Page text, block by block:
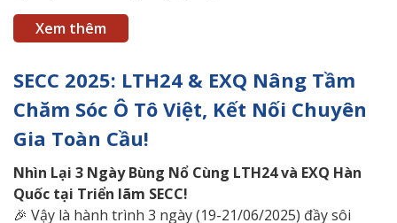
Xem thêm
SECC 2025: LTH24 & EXQ Nâng Tầm
Chăm Sóc Ô Tô Việt, Kết Nối Chuyên
Gia Toàn Cầu!
Nhìn Lại 3 Ngày Bùng Nổ Cùng LTH24 và EXQ Hàn
Quốc tại Triển lãm SECC!
🎉 Vậy là hành trình 3 ngày (19-21/06/2025) đầy sôi